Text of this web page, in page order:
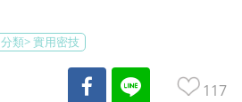
分類>實用密技
117